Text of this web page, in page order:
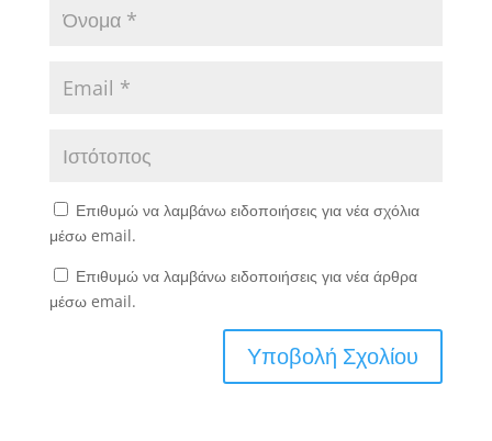
Επιθυμώ να λαμβάνω ειδοποιήσεις για νέα σχόλια
μέσω email.
Επιθυμώ να λαμβάνω ειδοποιήσεις για νέα άρθρα
μέσω email.